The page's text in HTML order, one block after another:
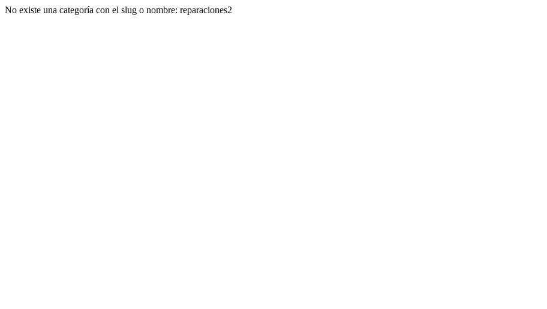
No existe una categoría con el slug o nombre: reparaciones2